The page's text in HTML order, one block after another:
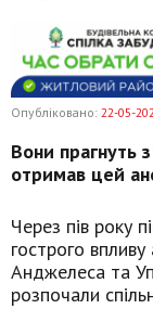
Опубліковано: 22-05-
Вони прагнуть
отримав цей
Через пів року
гострого
Анджелеса та
розпочали